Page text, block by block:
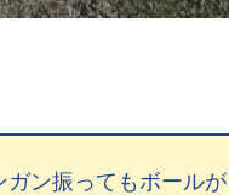
ガン振ってもボール